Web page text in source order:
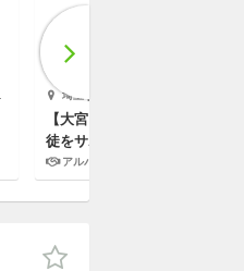
埼玉 [さいたま市/さいたま新都心駅 徒歩13分] 株式会社キズキ
【大宮】不登校や発達障害の生
徒をサポートする個別指導塾講
師を募集
アルバイト,パート,副業/パラレルキャリア